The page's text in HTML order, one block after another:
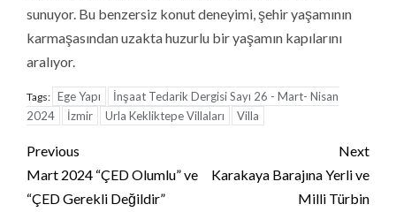
sunuyor. Bu benzersiz konut deneyimi, şehir yaşamının
karmaşasından uzakta huzurlu bir yaşamın kapılarını
aralıyor.
Tags: Ege Yapı
İnşaat Tedarik Dergisi Sayı 26 - Mart- Nisan
2024
İzmir Urla Kekliktepe Villaları Villa
Continue
Reading
Previous
Mart 2024 “ÇED Olumlu” ve
“ÇED Gerekli Değildir”
Next
Karakaya Barajına Yerli ve
Milli Türbin